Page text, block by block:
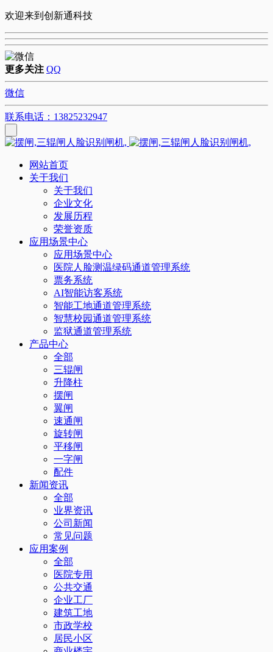
欢迎来到创新通科技
更多关注 QQ
微信
联系电话：13825232947
网站首页
关于我们
关于我们
企业文化
发展历程
荣誉资质
应用场景中心
应用场景中心
医院人脸测温绿码通道管理系统
票务系统
AI智能访客系统
智能工地通道管理系统
智慧校园通道管理系统
监狱通道管理系统
产品中心
全部
三辊闸
升降柱
摆闸
翼闸
速通闸
旋转闸
平移闸
一字闸
配件
新闻资讯
全部
业界资讯
公司新闻
常见问题
应用案例
全部
医院专用
公共交通
企业工厂
建筑工地
市政学校
居民小区